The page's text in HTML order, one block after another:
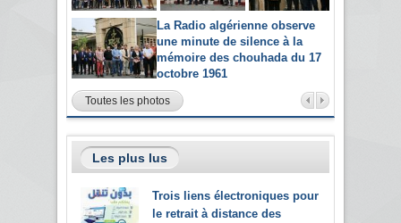
La Radio algérienne observe
une minute de silence à la
mémoire des chouhada du 17
octobre 1961
Toutes les photos
Les plus lus
Trois liens électroniques pour
le retrait à distance des